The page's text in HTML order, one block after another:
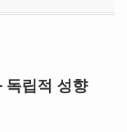
독립적 성향